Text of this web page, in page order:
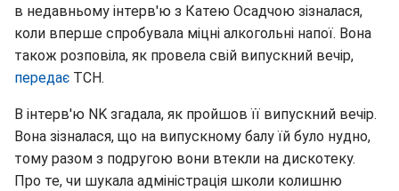
в недавньому інтерв'ю з Катею Осадчою зізналася,
коли вперше спробувала міцні алкогольні напої. Вона
також розповіла, як провела свій випускний вечір,
передає ТСН.
В інтерв'ю NK згадала, як пройшов її випускний вечір.
Вона зізналася, що на випускному балу їй було нудно,
тому разом з подругою вони втекли на дискотеку.
Про те, чи шукала адміністрація школи колишню